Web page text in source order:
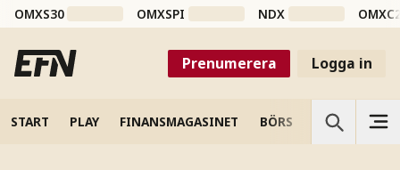
OMXS30 OMXSPI NDX
Prenumerera Logga in
START PLAY FINANSMAGASINET BÖRS VETENSKAP